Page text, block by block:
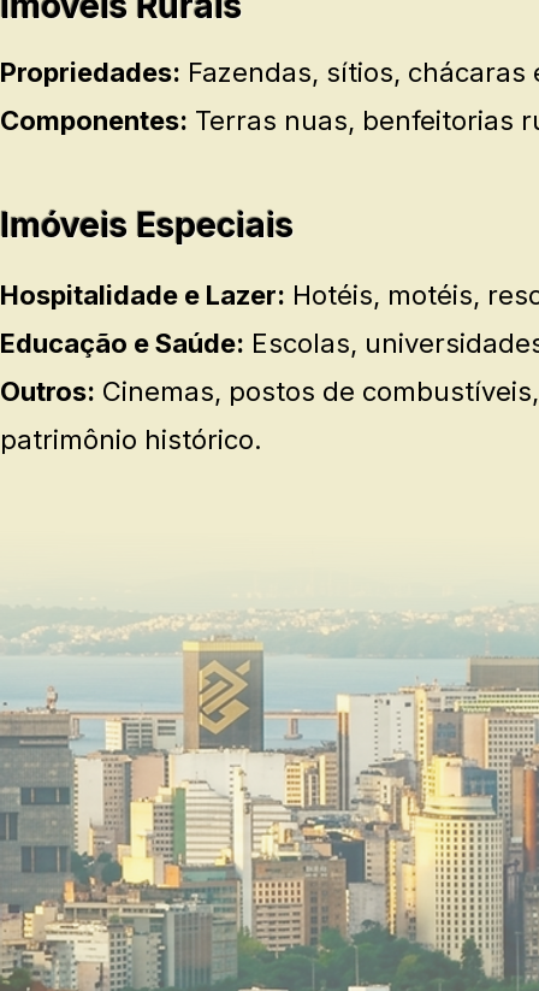
Propriedades: Fazendas, sítios, chácaras
Componentes: Terras nuas, benfeitorias
Imóveis Especiais
Hospitalidade e Lazer: Hotéis, motéis,
Educação e Saúde: Escolas,
Outros: Cinemas, postos de
patrimônio histórico.